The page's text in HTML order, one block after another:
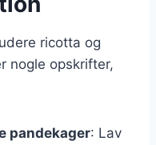
ricotta og
nogle opskrifter,
pandekager: Lav